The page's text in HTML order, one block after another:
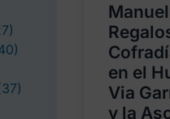
en el
Via
y la